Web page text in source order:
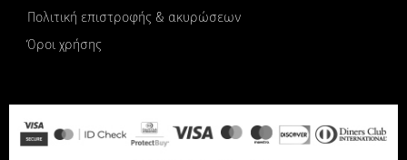
Πολιτική επιστροφής & ακυρώσεων
Όροι χρήσης